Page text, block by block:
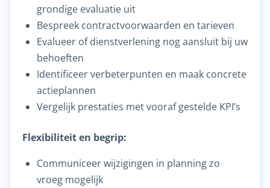
grondige evaluatie uit
Bespreek contractvoorwaarden en tarieven
Evalueer of dienstverlening nog aansluit bij uw
behoeften
Identificeer verbeterpunten en maak concrete
actieplannen
Vergelijk prestaties met vooraf gestelde KPI’s
Flexibiliteit en begrip:
Communiceer wijzigingen in planning zo
vroeg mogelijk